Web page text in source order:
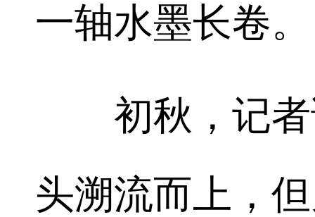
一轴水墨长卷。
初秋，记者
头溯流而上，